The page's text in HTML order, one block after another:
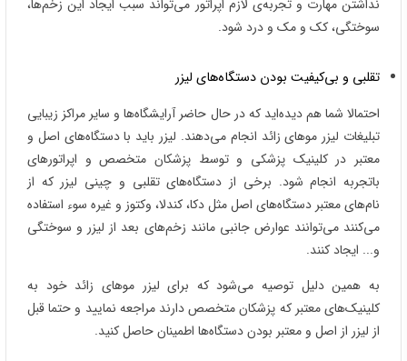
نداشتن مهارت و تجربه‌ی لازم اپراتور می‌تواند سبب ایجاد این زخم‌ها،
سوختگی، کک و مک و درد شود.
تقلبی و بی‌کیفیت بودن دستگاه‌های لیزر
احتمالا شما هم دیده‌اید که در حال حاضر آرایشگاه‌ها و سایر مراکز زیبایی
تبلیغات لیزر موهای زائد انجام می‌دهند. لیزر باید با دستگاه‌های اصل و
معتبر در کلینیک پزشکی و توسط پزشکان متخصص و اپراتور‌های
باتجربه انجام شود. برخی از دستگاه‌های تقلبی و چینی لیزر که از
نام‌های معتبر دستگاه‌های اصل مثل دکا، کندلا، وکتوز و غیره سوء استفاده
می‌کنند می‌توانند عوارض جانبی مانند زخم‌های بعد از لیزر و سوختگی
و... ایجاد کنند.
به همین دلیل توصیه می‌شود که برای لیزر موهای زائد خود به
کلینیک‌های معتبر که پزشکان متخصص دارند مراجعه نمایید و حتما قبل
از لیزر از اصل و معتبر بودن دستگاه‌ها اطمینان حاصل کنید.